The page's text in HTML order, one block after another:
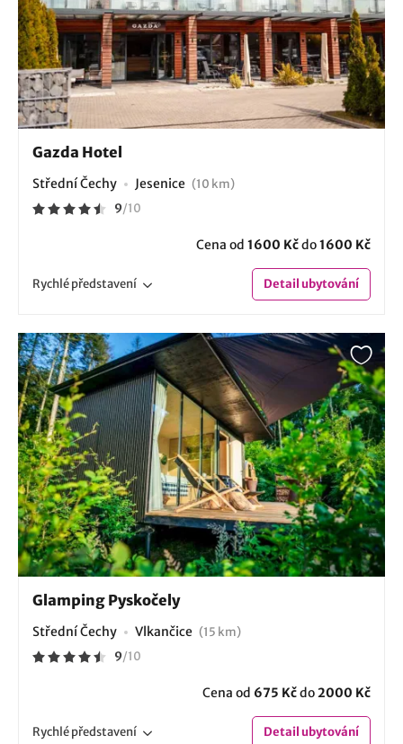
Gazda Hotel
Střední Čechy Jesenice (10 km)
9/10
Cena od 1600 Kčdo1600 Kč
Rychlépředstavení Detailubytování
Glamping Pyskočely
Střední Čechy Vlkančice (15 km)
9/10
Cena od 675 Kčdo2000 Kč
Rychlépředstavení Detailubytování